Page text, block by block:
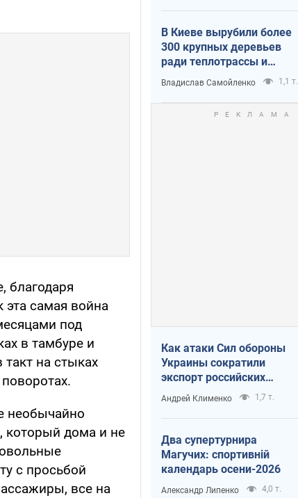
благодаря
самая война
под
в тамбуре и
на стыках
необычайно
который дома и не
с просьбой
все на
В Киеве вырубили более
300 крупных деревьев
ради теплотрассы и
вопреки Генплану
Владислав Самойленко 1,1 т.
Как атаки Сил обороны
Украины сократили
экспорт российских
нефтепродуктов
Андрей Клименко 1,7 т.
Два супертурнира
Магучих: спортивній
календарь осени-2026
Александр Липенко 4,0 т.